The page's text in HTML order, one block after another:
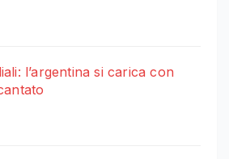
l’argentina si carica con